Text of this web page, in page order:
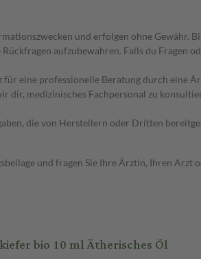
und erfolgen ohne
aufzubewahren. Falls du Fragen
eine professionelle Beratung durch eine
dir, medizinisches Fachpersonal zu
die von Herstellern oder Dritten
und fragen Sie Ihre Ärztin, Ihren Arzt
bio 10 ml Ätherisches Öl